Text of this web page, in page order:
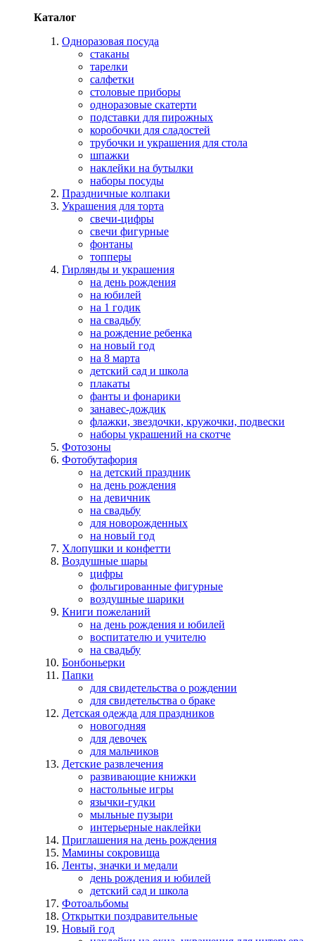
Каталог
Одноразовая посуда
стаканы
тарелки
салфетки
столовые приборы
одноразовые скатерти
подставки для пирожных
коробочки для сладостей
трубочки и украшения для стола
шпажки
наклейки на бутылки
наборы посуды
Праздничные колпаки
Украшения для торта
свечи-цифры
свечи фигурные
фонтаны
топперы
Гирлянды и украшения
на день рождения
на юбилей
на 1 годик
на свадьбу
на рождение ребенка
на новый год
на 8 марта
детский сад и школа
плакаты
фанты и фонарики
занавес-дождик
флажки, звездочки, кружочки, подвески
наборы украшений на скотче
Фотозоны
Фотобутафория
на детский праздник
на день рождения
на девичник
на свадьбу
для новорожденных
на новый год
Хлопушки и конфетти
Воздушные шары
цифры
фольгированные фигурные
воздушные шарики
Книги пожеланий
на день рождения и юбилей
воспитателю и учителю
на свадьбу
Бонбоньерки
Папки
для свидетельства о рождении
для свидетельства о браке
Детская одежда для праздников
новогодняя
для девочек
для мальчиков
Детские развлечения
развивающие книжки
настольные игры
язычки-гудки
мыльные пузыри
интерьерные наклейки
Приглашения на день рождения
Мамины сокровища
Ленты, значки и медали
день рождения и юбилей
детский сад и школа
Фотоальбомы
Открытки поздравительные
Новый год